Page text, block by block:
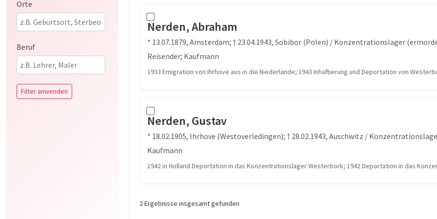
Orte
Beruf
Filter anwenden
Nerden, Abraham
* 13.07.1879, Amsterdam; † 23.04.1943, Sobibor (Polen) / Konzentrationslager
Reisender; Kaufmann
1933 Emigration von Ihrhove aus in die Niederlande; 1943 Inhaftierung und Deportation von
Nerden, Gustav
* 18.02.1905, Ihrhove (Westoverledingen); † 28.02.1943, Auschwitz /
Kaufmann
1942 in Holland Deportation in das Konzentrationslager Westerbork; 1942 Deportation in das
2 Ergebnisse insgesamt gefunden